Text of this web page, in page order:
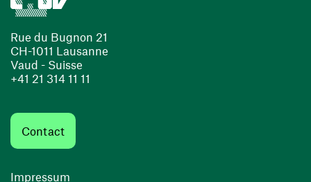
Rue du Bugnon 21
CH-1011 Lausanne
Vaud - Suisse
+41 21 314 11 11
Contact
Impressum